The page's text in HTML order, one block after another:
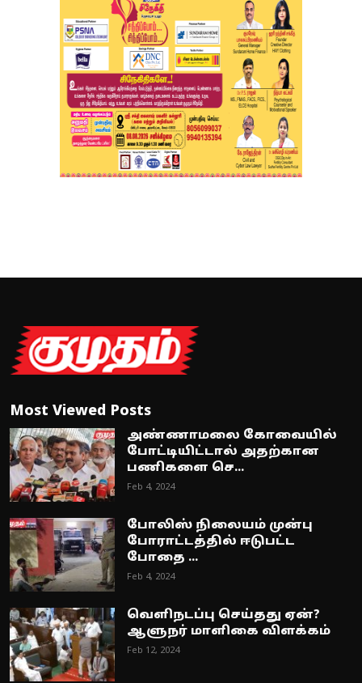
Most Viewed Posts
அண்ணாமலை கோவையில்
போட்டியிட்டால் அதற்கான
பணிகளை செ...
Feb 4, 2024
போலிஸ் நிலையம் முன்பு
போராட்டத்தில் ஈடுபட்ட
போதை ...
Feb 4, 2024
வெளிநடப்பு செய்தது ஏன்?
ஆளுநர் மாளிகை விளக்கம்
Feb 12, 2024